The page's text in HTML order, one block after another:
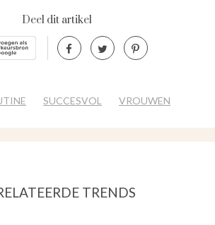
Deel dit artikel
SUCCESVOL VROUWEN
TRENDS